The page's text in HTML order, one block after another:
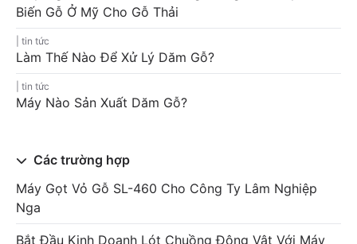
Biến Gỗ Ở Mỹ Cho Gỗ Thải
tin tức
Làm Thế Nào Để Xử Lý Dăm Gỗ?
tin tức
Máy Nào Sản Xuất Dăm Gỗ?
Các trường hợp
Máy Gọt Vỏ Gỗ SL-460 Cho Công Ty Lâm Nghiệp
Nga
Bắt Đầu Kinh Doanh Lót Chuồng Động Vật Với Máy